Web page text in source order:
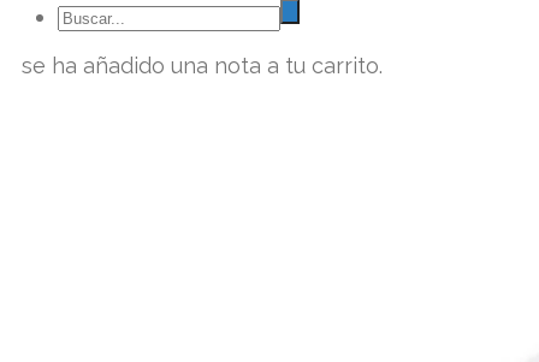
se ha añadido una nota a tu carrito.